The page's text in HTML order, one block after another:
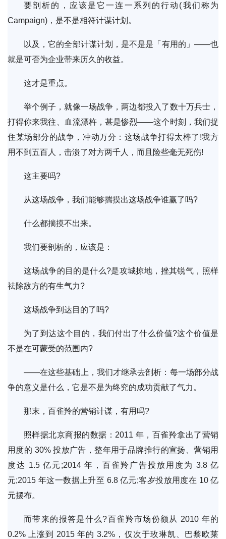
要剖析的，应该是它一连一系列的行动(我们称为
Campaign)，是不是相符计谋计划。
以及，它的全部计谋计划，是不是是「有用的」——也
就是可否为企业带来历久的收益。
这才是重点。
举个例子，就像一场战争，两边都投入了数十万兵士，
打得你来我往、血流漂杵，甚是惨烈——这个时刻，我们捉
住某场部分的战争，冲动万分：这场战争打得太棒了!我方
用不到五百人，击溃了对方两千人，而且险些毫无死伤!
这主要吗?
从这场战争，我们能够揣摸出这场战争谁赢了吗?
什么都揣摸不出来。
我们要剖析的，应该是：
这场战争的目的是什么?是攻城掠地，挫其锐气，照样
祛除敌方的有生气力?
这场战争到达目的了吗?
为了到达这个目的，我们付出了什么价值?这个价值是
不是在可蒙受的范围内?
——在这些基础上，我们才继承去剖析：每一场部分战
争的意义是什么，它是不是为终究的成功贡献了气力。
那末，百雀羚的营销计谋，有用吗?
照样据北京商报的数据：2011 年，百雀羚拿出了营销
用度的 30% 投放广告，整年用于品牌推行的宣扬、营销用
度达 1.5 亿元;2014 年，百雀羚广告投放用度为 3.8 亿
元;2015 年这一数据上升至 6.8 亿元;客岁投放用度在 10 亿
元摆布。
而带来的报答是什么?百雀羚市场份额从 2010 年的
0.2% 上涨到 2015 年的 3.2%，仅次于玫琳凯、巴黎欧莱